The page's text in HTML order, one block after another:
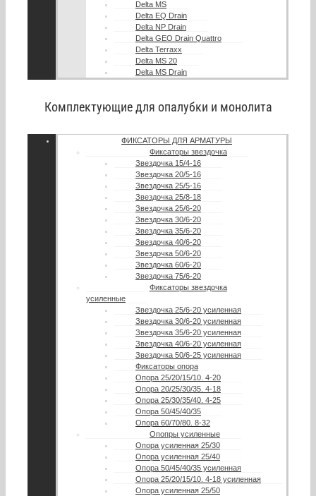
Delta MS
Delta EQ Drain
Delta NP Drain
Delta GEO Drain Quattro
Delta Terraxx
Delta MS 20
Delta MS Drain
Комплектующие для опалубки и монолита
ФИКСАТОРЫ ДЛЯ АРМАТУРЫ
Фиксаторы звездочка
Звездочка 15/4-16
Звездочка 20/5-16
Звездочка 25/5-16
Звездочка 25/8-18
Звездочка 25/6-20
Звездочка 30/6-20
Звездочка 35/6-20
Звездочка 40/6-20
Звездочка 50/6-20
Звездочка 60/6-20
Звездочка 75/6-20
Фиксаторы звездочка
усиленные
Звездочка 25/6-20 усиленная
Звездочка 30/6-20 усиленная
Звездочка 35/6-20 усиленная
Звездочка 40/6-20 усиленная
Звездочка 50/6-25 усиленная
Фиксаторы опора
Опора 25/20/15/10. 4-20
Опора 20/25/30/35. 4-18
Опора 25/30/35/40. 4-25
Опора 50/45/40/35
Опора 60/70/80. 8-32
Опопры усиленные
Опора усиленная 25/30
Опора усиленная 25/40
Опора 50/45/40/35 усиленная
Опора 25/20/15/10. 4-18 усиленная
Опора усиленная 25/50